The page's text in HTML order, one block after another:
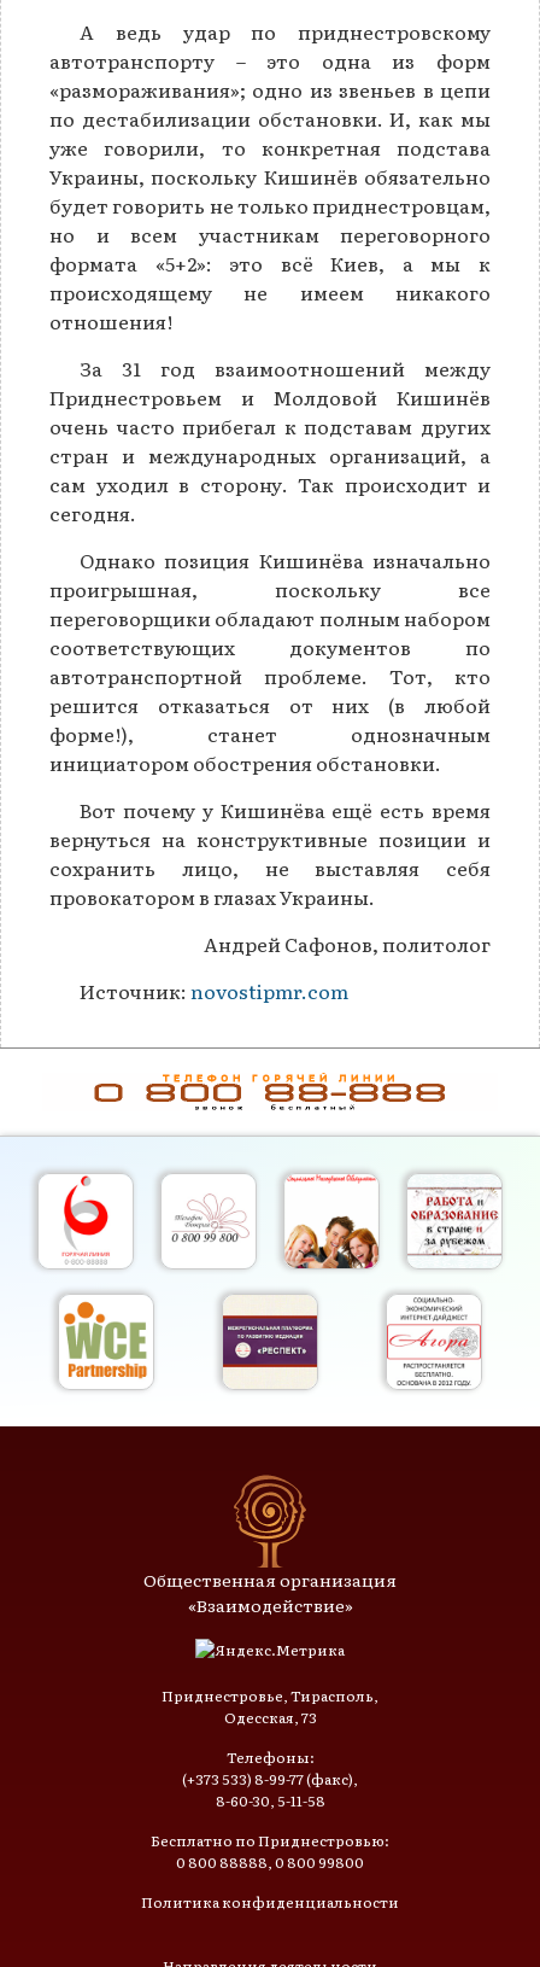
А ведь удар по приднестровскому
автотранспорту – это одна из форм
«размораживания»; одно из звеньев в цепи
по дестабилизации обстановки. И, как мы
уже говорили, то конкретная подстава
Украины, поскольку Кишинёв обязательно
будет говорить не только приднестровцам,
но и всем участникам переговорного
формата «5+2»: это всё Киев, а мы к
происходящему не имеем никакого
отношения!
За 31 год взаимоотношений между
Приднестровьем и Молдовой Кишинёв
очень часто прибегал к подставам других
стран и международных организаций, а
сам уходил в сторону. Так происходит и
сегодня.
Однако позиция Кишинёва изначально
проигрышная, поскольку все
переговорщики обладают полным набором
соответствующих документов по
автотранспортной проблеме. Тот, кто
решится отказаться от них (в любой
форме!), станет однозначным
инициатором обострения обстановки.
Вот почему у Кишинёва ещё есть время
вернуться на конструктивные позиции и
сохранить лицо, не выставляя себя
провокатором в глазах Украины.
Андрей Сафонов, политолог
Источник: novostipmr.com
Общественная организация
«Взаимодействие»
Приднестровье, Тирасполь,
Одесская, 73
Телефоны:
(+373 533) 8-99-77 (факс),
8-60-30, 5-11-58
Бесплатно по Приднестровью:
0 800 88888, 0 800 99800
Политика конфиденциальности